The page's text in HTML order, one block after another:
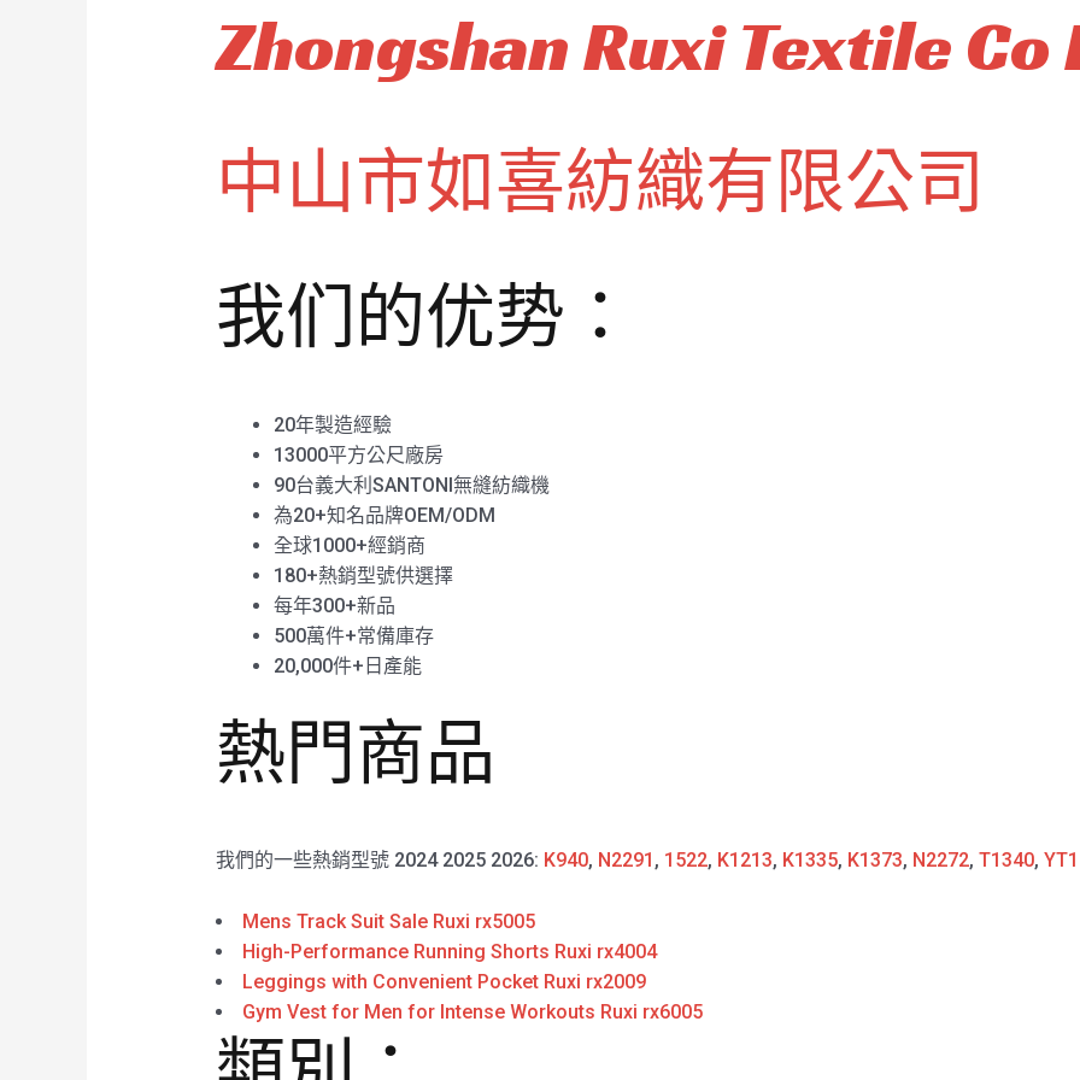
Zhongshan Ruxi Textile Co
中山市如喜紡織有限公司
我们的优势：
20年製造經驗
13000平方公尺廠房
90台義大利SANTONI無縫紡織機
為20+知名品牌OEM/ODM
全球1000+經銷商
180+熱銷型號供選擇
每年300+新品
500萬件+常備庫存
20,000件+日產能
熱門商品
我們的一些熱銷型號 2024 2025 2026: K940, N2291 , 1522, K1213, K1335, K1373, N2272, T1340,
Mens Track Suit Sale Ruxi rx5005
High-Performance Running Shorts Ruxi rx4004
Leggings with Convenient Pocket Ruxi rx2009
Gym Vest for Men for Intense Workouts Ruxi rx6005